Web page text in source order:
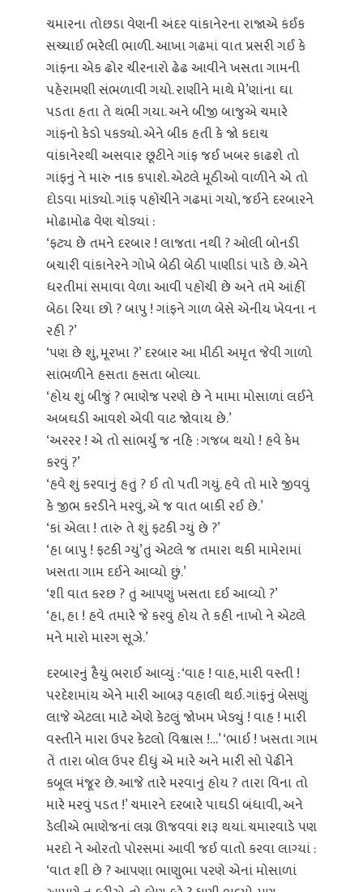
ચમારના તોછડા વેણની અંદર વાંકાનેરના રાજાએ કંઈક
સચ્ચાઈ ભરેલી ભાળી. આખા ગઢમાં વાત પ્રસરી ગઈ કે
ગાંફના એક ઢોર ચીરનારો ઢેઢ આવીને ખસતા ગામની
પહેરામણી સંભળાવી ગયો. રાણીને માથે મે’ણાંના ઘા
પડતા હતા તે થંભી ગયા. અને બીજી બાજુએ ચમારે
ગાંફનો કેડો પકડ્યો. એને બીક હતી કે જો કદાચ
વાંકાનેરથી અસવાર છૂટીને ગાંફ જઈ ખબર કાઢશે તો
ગાંફનું ને મારું નાક કપાશે. એટલે મૂઠીઓ વાળીને એ તો
દોડવા માંડ્યો. ગાંફ પહોંચીને ગઢમાં ગયો, જઈને દરબારને
મોઢામોઢ વેણ ચોડ્યાં :
‘ફટ્ય છે તમને દરબાર ! લાજતા નથી ? ઓલી બોનડી
બચારી વાંકાનેરને ગોખે બેઠી બેઠી પાણીડાં પાડે છે. એને
ધરતીમાં સમાવા વેળા આવી પહોંચી છે અને તમે આંહીં
બેઠા રિયા છો ? બાપુ ! ગાંફને ગાળ બેસે એનીય ખેવના ન
રહી ?’
‘પણ છે શું, મૂરખા ?’ દરબાર આ મીઠી અમૃત જેવી ગાળો
સાંભળીને હસતા હસતા બોલ્યા.
‘હોય શું બીજું ? ભાણેજ પરણે છે ને મામા મોસાળાં લઈને
અબઘડી આવશે એવી વાટ જોવાય છે.’
‘અરરર ! એ તો સાંભર્યું જ નહિ : ગજબ થયો ! હવે કેમ
કરવું ?’
‘હવે શું કરવાનું હતું ? ઈ તો પતી ગયું. હવે તો મારે જીવવું
કે જીભ કરડીને મરવું, એ જ વાત બાકી રઈ છે.’
‘કાં એલા ! તારું તે શું ફટકી ગ્યું છે ?’
‘હા બાપુ ! ફટકી ગ્યું’તું એટલે જ તમારા થકી મામેરામાં
ખસતા ગામ દઈને આવ્યો છું.’
‘શી વાત કરછ ? તું આપણું ખસતા દઈ આવ્યો ?’
‘હા, હા ! હવે તમારે જે કરવું હોય તે કહી નાખો ને એટલે
મને મારો મારગ સૂઝે.’
દરબારનું હૈયું ભરાઈ આવ્યું : ‘વાહ ! વાહ, મારી વસ્તી !
પરદેશમાંય એને મારી આબરૂ વહાલી થઈ. ગાંફનું બેસણું
લાજે એટલા માટે એણે કેટલું જોખમ ખેડ્યું ! વાહ ! મારી
વસ્તીને મારા ઉપર કેટલો વિશ્વાસ !…’ ‘ભાઈ ! ખસતા ગામ
તેં તારા બોલ ઉપર દીધું એ મારે અને મારી સો પેઢીને
કબૂલ મંજૂર છે. આજે તારે મરવાનું હોય ? તારા વિના તો
મારે મરવું પડત !’ ચમારને દરબારે પાઘડી બંધાવી, અને
ડેલીએ ભાણેજનાં લગ્ન ઊજવવાં શરૂ થયાં. ચમારવાડે પણ
મરદો ને ઓરતો પોરસમાં આવી જઈ વાતો કરવા લાગ્યાં :
‘વાત શી છે ? આપણા ભાણુભા પરણે એનાં મોસાળાં